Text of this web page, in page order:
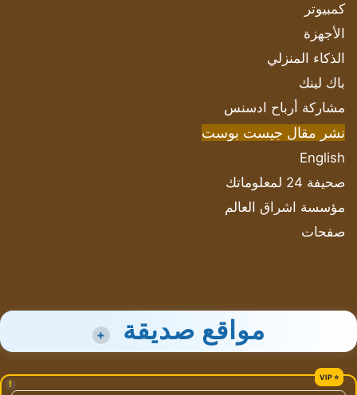
كمبيوتر
الأجهزة
الذكاء المنزلي
باك لينك
مشاركة أرباح ادسنس
نشر مقال جيست بوست
English
صحيفة 24 لمعلوماتك
مؤسسة اشراق العالم
صفحات
مواقع صديقة +
!